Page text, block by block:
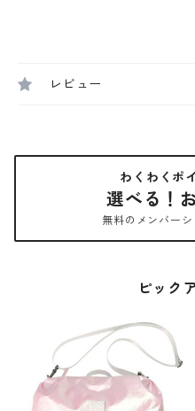
レビュー
わくわくポ
選べる！
無料のメンバー
ピック